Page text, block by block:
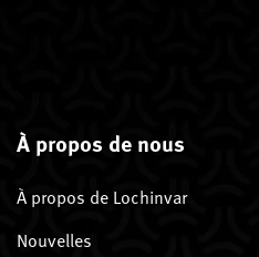
À propos de nous
À propos de Lochinvar
Nouvelles